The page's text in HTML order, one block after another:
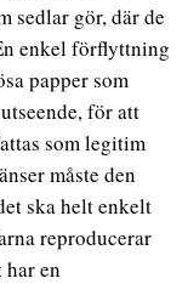
sedlar gör, där de
enkel förflyttning
papper som
för att
som legitim
måste den
ska helt enkelt
reproducerar
en